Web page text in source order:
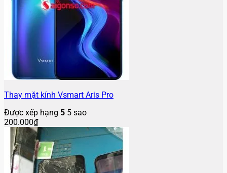
Thay mặt kính Vsmart Aris Pro
Được xếp hạng 5 5 sao
200.000₫